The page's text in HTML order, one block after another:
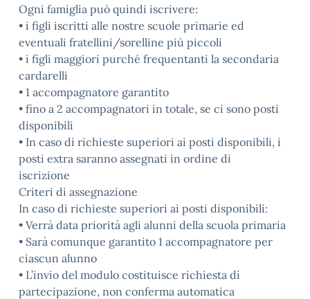
Ogni famiglia può quindi iscrivere:
• i figli iscritti alle nostre scuole primarie ed
eventuali fratellini/sorelline più piccoli
• i figli maggiori purché frequentanti la secondaria
cardarelli
• 1 accompagnatore garantito
• fino a 2 accompagnatori in totale, se ci sono posti
disponibili
• In caso di richieste superiori ai posti disponibili, i
posti extra saranno assegnati in ordine di
iscrizione
Criteri di assegnazione
In caso di richieste superiori ai posti disponibili:
• Verrà data priorità agli alunni della scuola primaria
• Sarà comunque garantito 1 accompagnatore per
ciascun alunno
• L’invio del modulo costituisce richiesta di
partecipazione, non conferma automatica